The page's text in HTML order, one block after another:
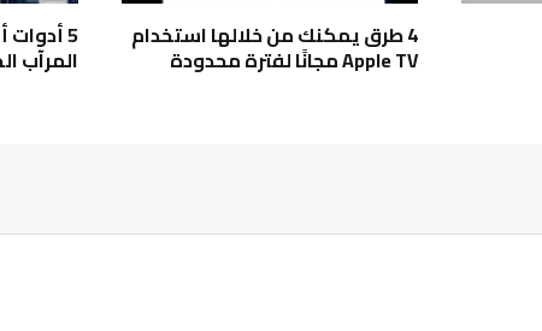
4 طرق يمكنك من خلالها استخدام
Apple TV مجانًا لفترة محدودة المرآب